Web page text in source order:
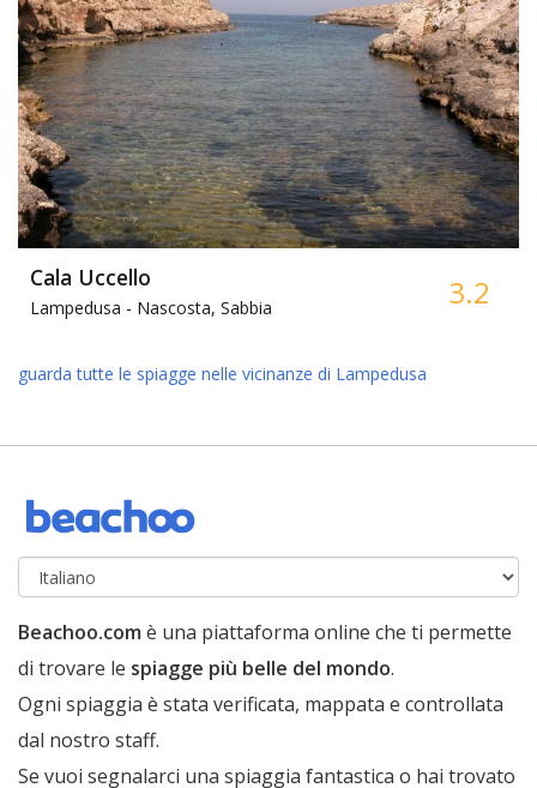
Cala Uccello
Lampedusa - Nascosta, Sabbia 3.2
guarda tutte le spiagge nelle vicinanze di Lampedusa
Beachoo.com è una piattaforma online che ti permette
di trovare le spiagge più belle del mondo.
Ogni spiaggia è stata verificata, mappata e controllata
dal nostro staff.
Se vuoi segnalarci una spiaggia fantastica o hai trovato